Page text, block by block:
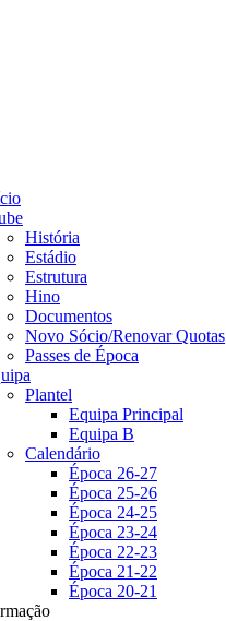
História
Estádio
Estrutura
Hino
Documentos
Novo Sócio/Renovar Quotas
Passes de Época
Plantel
Equipa Principal
Equipa B
Calendário
Época 26-27
Época 25-26
Época 24-25
Época 23-24
Época 22-23
Época 21-22
Época 20-21